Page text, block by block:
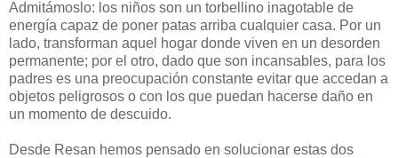
Admitámoslo: los niños son un torbellino inagotable de
energía capaz de poner patas arriba cualquier casa. Por un
lado, transforman aquel hogar donde viven en un desorden
permanente; por el otro, dado que son incansables, para los
padres es una preocupación constante evitar que accedan a
objetos peligrosos o con los que puedan hacerse daño en
un momento de descuido.
Desde Resan hemos pensado en solucionar estas dos